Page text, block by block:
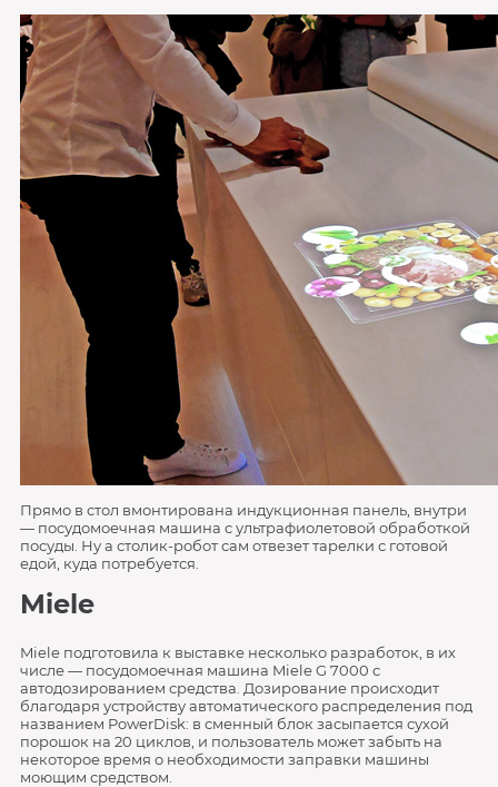
Прямо в стол вмонтирована индукционная панель, внутри
— посудомоечная машина с ультрафиолетовой обработкой
посуды. Ну а столик-робот сам отвезет тарелки с готовой
едой, куда потребуется.
Miele
Miele подготовила к выставке несколько разработок, в их
числе — посудомоечная машина Miele G 7000 с
автодозированием средства. Дозирование происходит
благодаря устройству автоматического распределения под
названием PowerDisk: в сменный блок засыпается сухой
порошок на 20 циклов, и пользователь может забыть на
некоторое время о необходимости заправки машины
моющим средством.